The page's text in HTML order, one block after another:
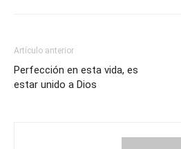
Artículo anterior
Perfección en esta vida, es
estar unido a Dios